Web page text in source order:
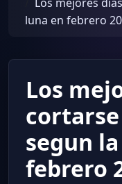
luna en febrero
Los
segun
febrero